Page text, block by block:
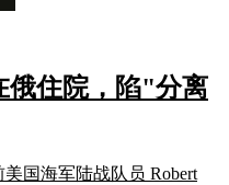
俄住院，陷"分离
国海军陆战队员 Robert